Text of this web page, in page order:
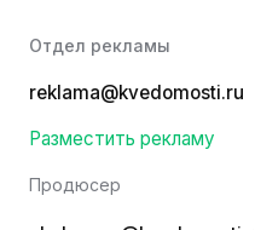
Отдел рекламы
reklama@kvedomosti.ru
Разместить рекламу
Продюсер